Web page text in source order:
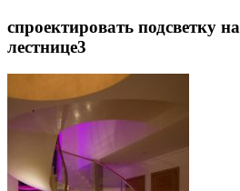
спроектировать подсветку
лестнице3